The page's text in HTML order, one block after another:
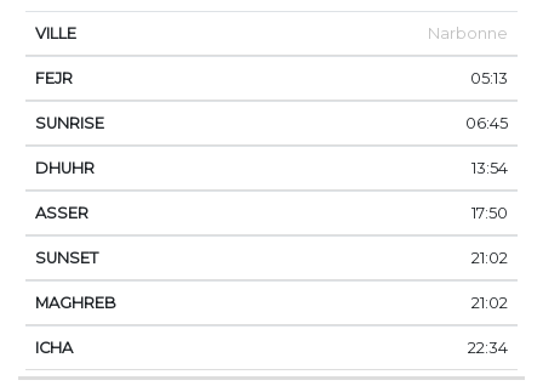
Narbonne
05:13
06:45
13:54
17:50
21:02
21:02
22:34